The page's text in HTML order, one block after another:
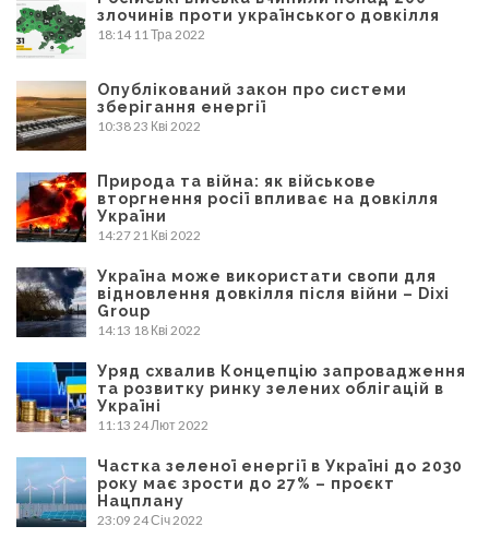
злочинів проти українського довкілля
18:14 11 Тра 2022
Опублікований закон про системи
зберігання енергії
10:38 23 Кві 2022
Природа та війна: як військове
вторгнення росії впливає на довкілля
України
14:27 21 Кві 2022
Україна може використати свопи для
відновлення довкілля після війни – Dixi
Group
14:13 18 Кві 2022
Уряд схвалив Концепцію запровадження
та розвитку ринку зелених облігацій в
Україні
11:13 24 Лют 2022
Частка зеленої енергії в Україні до 2030
року має зрости до 27% – проєкт
Нацплану
23:09 24 Січ 2022